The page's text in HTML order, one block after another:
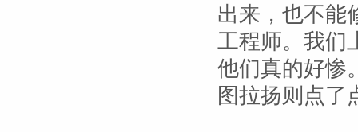
出来，也不能
工程师。我
他们真的好惨
图拉扬则点了